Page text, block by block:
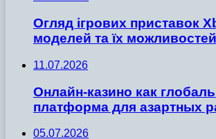
Огляд ігрових приставок
моделей та їх можливостей
11.07.2026
Онлайн-казино как
платформа для азартных
05.07.2026